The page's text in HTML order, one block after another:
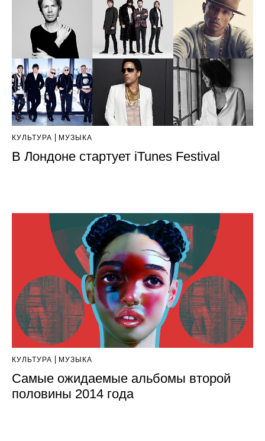
КУЛЬТУРА МУЗЫКА
В Лондоне стартует iTunes Festival
КУЛЬТУРА МУЗЫКА
Самые ожидаемые альбомы второй
половины 2014 года